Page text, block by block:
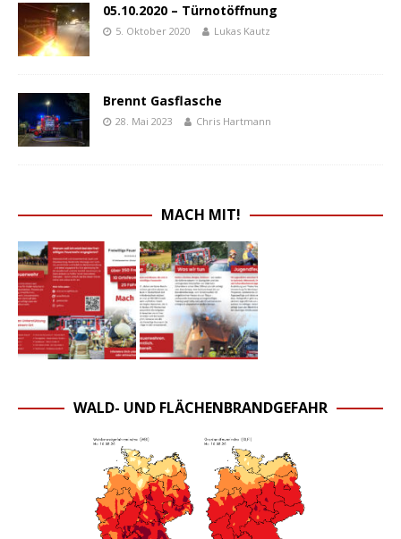
05.10.2020 – Türnotöffnung
5. Oktober 2020 Lukas Kautz
Brennt Gasflasche
28. Mai 2023 Chris Hartmann
MACH MIT!
WALD- UND FLÄCHENBRANDGEFAHR